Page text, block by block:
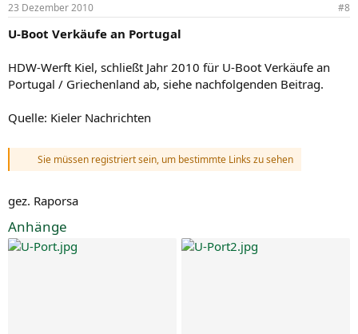
23 Dezember 2010 #8
U-Boot Verkäufe an Portugal
HDW-Werft Kiel, schließt Jahr 2010 für U-Boot Verkäufe an
Portugal / Griechenland ab, siehe nachfolgenden Beitrag.
Quelle: Kieler Nachrichten
Sie müssen registriert sein, um bestimmte Links zu sehen
gez. Raporsa
Anhänge